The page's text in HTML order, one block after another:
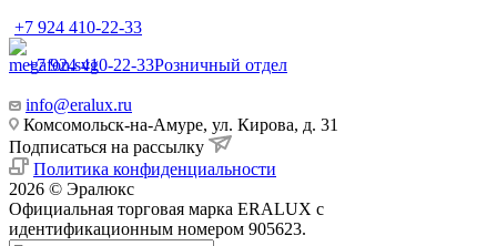
+7 924 410-22-33
+7 924 410-22-33Розничный отдел
info@eralux.ru
Комсомольск-на-Амуре, ул. Кирова, д. 31
Подписаться на рассылку
Политика конфиденциальности
2026 © Эралюкс
Официальная торговая марка ERALUX с
идентификационным номером 905623.